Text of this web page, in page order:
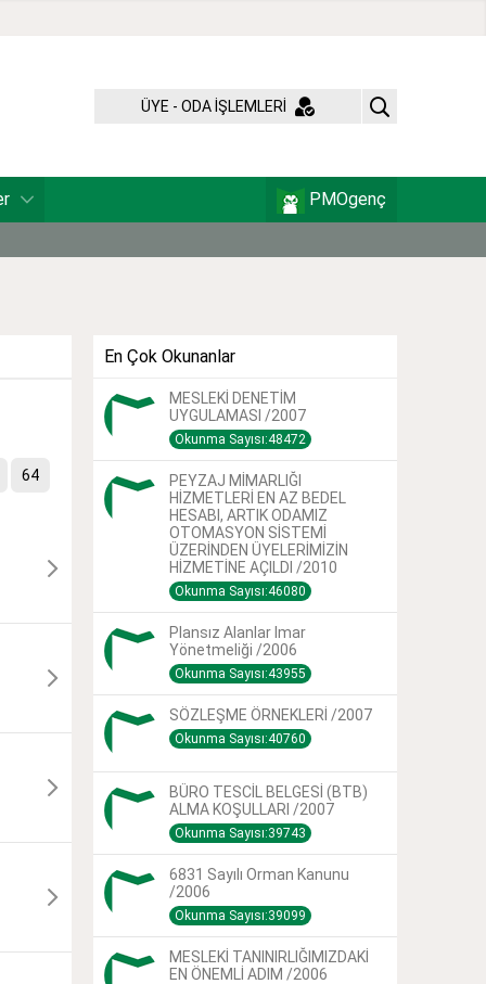
ÜYE - ODA İŞLEMLERİ
PMOgenç
64
En Çok Okunanlar
MESLEKİ DENETİM
UYGULAMASI /2007
Okunma Sayısı:48472
PEYZAJ MİMARLIĞI
HİZMETLERİ EN AZ BEDEL
HESABI, ARTIK ODAMIZ
OTOMASYON SİSTEMİ
ÜZERİNDEN ÜYELERİMİZİN
HİZMETİNE AÇILDI /2010
Okunma Sayısı:46080
Plansız Alanlar Imar
Yönetmeliği /2006
Okunma Sayısı:43955
SÖZLEŞME ÖRNEKLERİ /2007
Okunma Sayısı:40760
BÜRO TESCİL BELGESİ (BTB)
ALMA KOŞULLARI /2007
Okunma Sayısı:39743
6831 Sayılı Orman Kanunu
/2006
Okunma Sayısı:39099
MESLEKİ TANINIRLIĞIMIZDAKİ
EN ÖNEMLİ ADIM /2006